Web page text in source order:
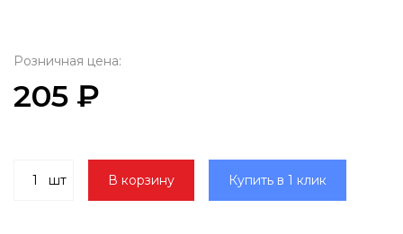
Розничная цена:
205 ₽
шт В корзину Купить в 1 клик